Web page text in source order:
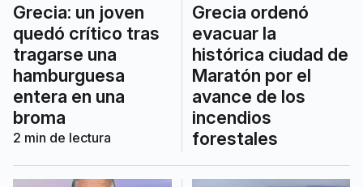
Grecia: un joven
quedó crítico tras
tragarse una
hamburguesa
entera en una
broma
2 min de lectura
Grecia ordenó
evacuar la
histórica ciudad de
Maratón por el
avance de los
incendios
forestales